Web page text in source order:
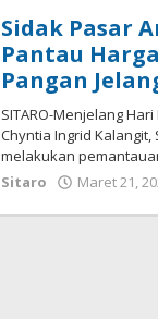
Sidak Pasar
Pantau
Pangan
SITARO-Menjelang
Chyntia Ingrid Kalangit,
melakukan
Sitaro
Maret 21,